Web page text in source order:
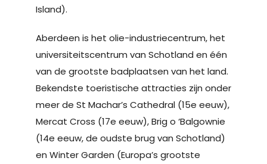
Island).
Aberdeen is het olie-industriecentrum, het
universiteitscentrum van Schotland en één
van de grootste badplaatsen van het land.
Bekendste toeristische attracties zijn onder
meer de St Machar’s Cathedral (15e eeuw),
Mercat Cross (17e eeuw), Brig o ‘Balgownie
(14e eeuw, de oudste brug van Schotland)
en Winter Garden (Europa’s grootste